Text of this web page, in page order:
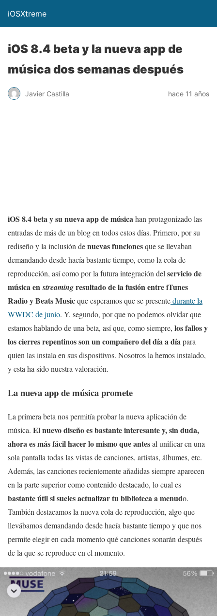
iOSXtreme
iOS 8.4 beta y la nueva app de
música dos semanas después
Javier Castilla hace 11 años
iOS 8.4 beta y su nueva app de músicahan protagonizado las
entradas de más de un blog en todos estos días. Primero, por su
rediseño y la inclusión denuevas funcionesque se llevaban
demandando desde hacía bastante tiempo, como la cola de
reproducción, así como por la futura integración del servicio de
música enstreamingresultado de la fusión entre iTunes
Radio y Beats Musicque esperamos que se presentedurante la
WWDC de junio. Y, segundo, por que no podemos olvidar que
estamos hablando de una beta, así que, como siempre, los fallos y
los cierres repentinos son un compañero del día a díapara
quien las instala en sus dispositivos. Nosotros la hemos instalado,
y esta ha sido nuestra valoración.
La nueva app de música promete
La primera beta nos permitía probar la nueva aplicación de
música. El nuevo diseño es bastante interesante y, sin duda,
ahora es más fácil hacer lo mismo que antesal unificar en una
sola pantalla todas las vistas de canciones, artistas, álbumes, etc.
Además, las canciones recientemente añadidas siempre aparecen
en la parte superior como contenido destacado, lo cual es
bastante útil si sueles actualizar tu biblioteca a menudo.
También destacamos la nueva cola de reproducción, algo que
llevábamos demandando desde hacía bastante tiempo y que nos
permite elegir en cada momento qué canciones sonarán después
de la que se reproduce en el momento.